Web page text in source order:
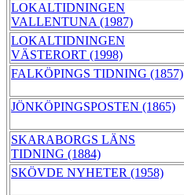
LOKALTIDNINGEN
VALLENTUNA (1987)
LOKALTIDNINGEN
VÄSTERORT (1998)
FALKÖPINGS TIDNING (1857)
JÖNKÖPINGSPOSTEN (1865)
SKARABORGS LÄNS
TIDNING (1884)
SKÖVDE NYHETER (1958)